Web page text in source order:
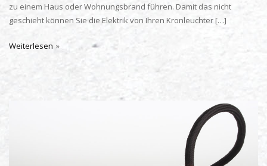
zu einem Haus oder Wohnungsbrand führen. Damit das nicht
geschieht können Sie die Elektrik von Ihren Kronleuchter […]
Weiterlesen